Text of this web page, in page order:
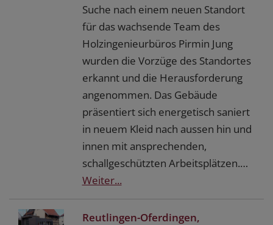
Suche nach einem neuen Standort
für das wachsende Team des
Holzingenieurbüros Pirmin Jung
wurden die Vorzüge des Standortes
erkannt und die Herausforderung
angenommen. Das Gebäude
präsentiert sich energetisch saniert
in neuem Kleid nach aussen hin und
innen mit ansprechenden,
schallgeschützten Arbeitsplätzen.…
Weiter...
Reutlingen-Oferdingen,